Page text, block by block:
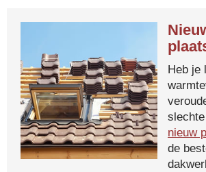
Heb je
nieuw
de